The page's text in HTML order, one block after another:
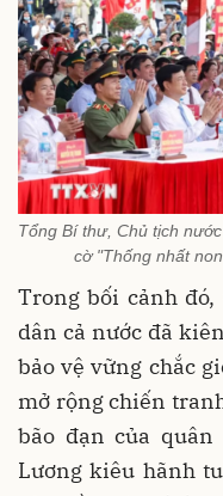
Tổng Bí thư, Chủ tịch
cờ "Thống nhất
Trong bối cảnh
dân cả nước đã
bảo vệ vững chắc
mở rộng chiến
bão đạn của
Lương kiêu hãnh